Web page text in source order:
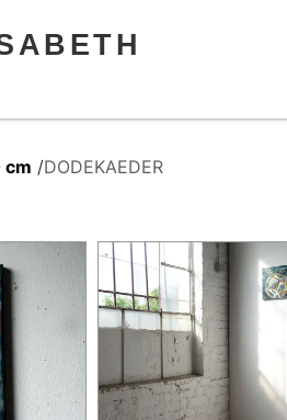
cm /DODEKAEDER